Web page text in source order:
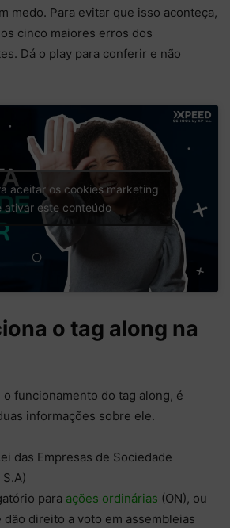
medo. Para evitar que isso aconteça,
cinco maiores erros dos
Dá o play para conferir e não
aceitar os cookies marketing
ativar este conteúdo
o tag along na
funcionamento do tag along, é
informações sobre ele.
das Empresas de Sociedade
para ações ordinárias (ON), ou
dão direito a voto em assembleias